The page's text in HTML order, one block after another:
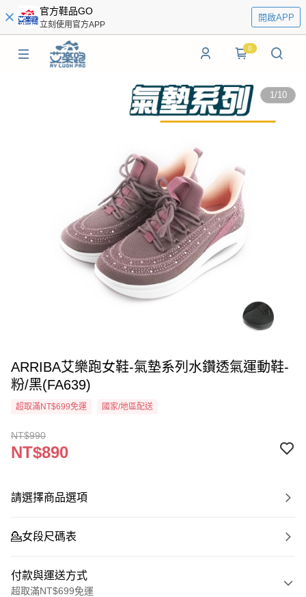
官方鞋品GO
立刻使用官方APP
開啟APP
0
1/10
ARRIBA艾樂跑女鞋-氣墊系列水鑽透氣運動鞋-
粉/黑(FA639)
超取滿NT$699免運 國家/地區配送
NT$990
NT$890
請選擇商品選項
💁‍女段尺碼表
付款與運送方式
超取滿NT$699免運